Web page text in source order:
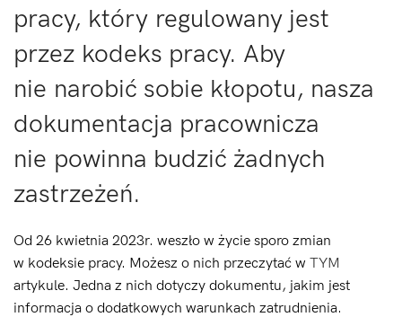
pracy, który regulowany jest
przez kodeks pracy. Aby
nie narobić sobie kłopotu, nasza
dokumentacja pracownicza
nie powinna budzić żadnych
zastrzeżeń.
Od 26 kwietnia 2023r. weszło w życie sporo zmian
w kodeksie pracy. Możesz o nich przeczytać w TYM
artykule. Jedna z nich dotyczy dokumentu, jakim jest
informacja o dodatkowych warunkach zatrudnienia.